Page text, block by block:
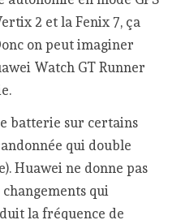
2 et la Fenix 7, ça
on peut imaginer
Watch GT Runner
batterie sur certains
qui double
Huawei ne donne pas
qui
la fréquence de